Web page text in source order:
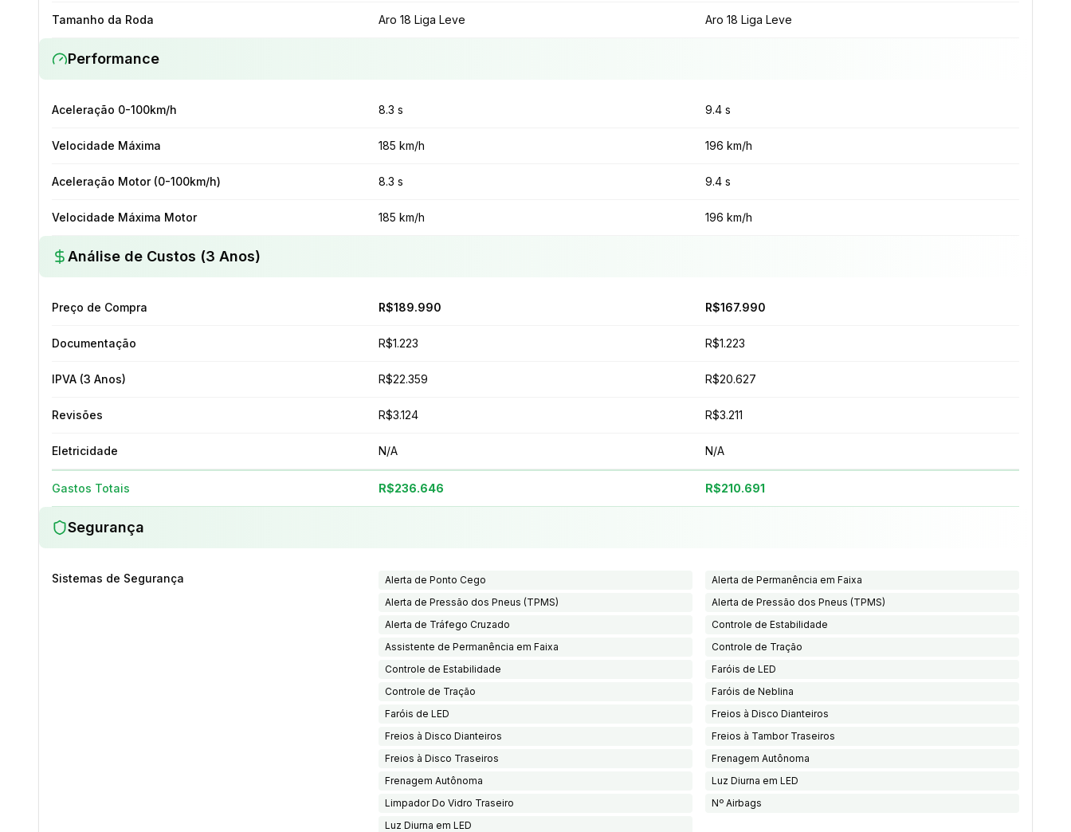
Tamanho da Roda Aro 18 Liga Leve Aro 18 Liga Leve
Performance
Aceleração 0-100km/h 8.3 s 9.4 s
Velocidade Máxima 185 km/h 196 km/h
Aceleração Motor (0-100km/h) 8.3 s 9.4 s
Velocidade Máxima Motor 185 km/h 196 km/h
Análise de Custos (3 Anos)
Preço de Compra R$189.990 R$167.990
Documentação R$1.223 R$1.223
IPVA (3 Anos) R$22.359 R$20.627
Revisões R$3.124 R$3.211
Eletricidade N/A N/A
Gastos Totais R$236.646 R$210.691
Segurança
Sistemas de Segurança
Alerta de Ponto Cego
Alerta de Pressão dos Pneus (TPMS)
Alerta de Tráfego Cruzado
Assistente de Permanência em Faixa
Controle de Estabilidade
Controle de Tração
Faróis de LED
Freios à Disco Dianteiros
Freios à Disco Traseiros
Frenagem Autônoma
Limpador Do Vidro Traseiro
Luz Diurna em LED
Alerta de Permanência em Faixa
Alerta de Pressão dos Pneus (TPMS)
Controle de Estabilidade
Controle de Tração
Faróis de LED
Faróis de Neblina
Freios à Disco Dianteiros
Freios à Tambor Traseiros
Frenagem Autônoma
Luz Diurna em LED
Nº Airbags